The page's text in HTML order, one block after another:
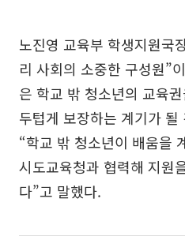
노진영 교육부 학생지원국
리 사회의 소중한 구성원”
은 학교 밖 청소년의 교육
두텁게 보장하는 계기가 될
“학교 밖 청소년이 배움을
시도교육청과 협력해 지원
다”고 말했다.